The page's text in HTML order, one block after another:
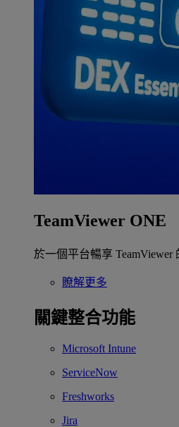
TeamViewer ONE
於一個平台暢享 TeamViewer
瞭解更多
關鍵整合功能
Microsoft Intune
ServiceNow
Freshworks
Jira